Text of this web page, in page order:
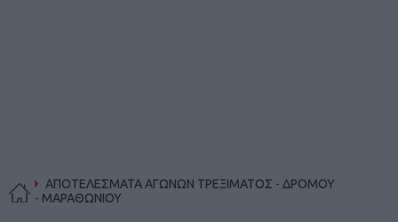
ΑΠΟΤΕΛΕΣΜΑΤΑ ΑΓΩΝΩΝ ΤΡΕΞΙΜΑΤΟΣ - ΔΡΟΜΟΥ
- ΜΑΡΑΘΩΝΙΟΥ